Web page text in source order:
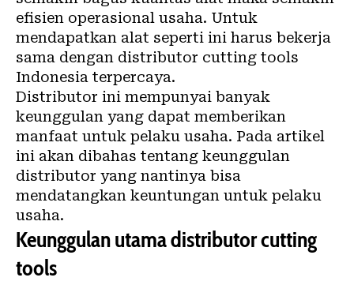
efisien operasional usaha. Untuk
mendapatkan alat seperti ini harus bekerja
sama dengan distributor cutting tools
Indonesia terpercaya.
Distributor ini mempunyai banyak
keunggulan yang dapat memberikan
manfaat untuk pelaku usaha. Pada artikel
ini akan dibahas tentang keunggulan
distributor yang nantinya bisa
mendatangkan keuntungan untuk pelaku
usaha.
Keunggulan utama distributor cutting
tools